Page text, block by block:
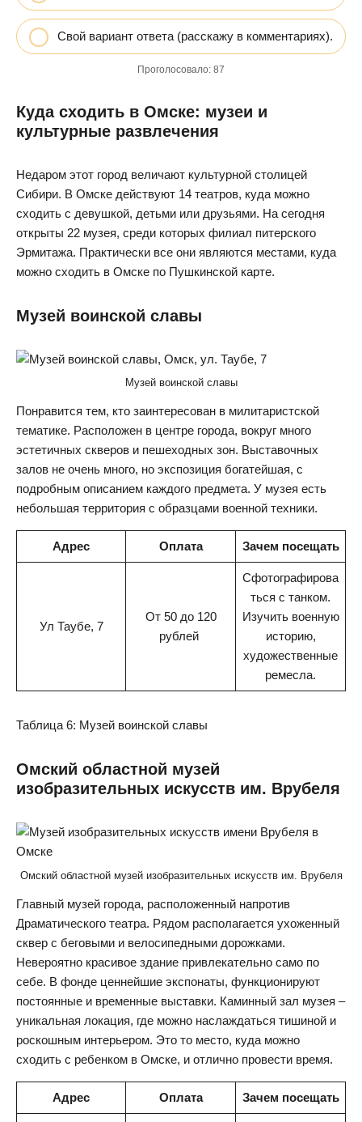
Свой вариант ответа (расскажу в комментариях).
Проголосовало: 87
Куда сходить в Омске: музеи и
культурные развлечения
Недаром этот город величают культурной столицей
Сибири. В Омске действуют 14 театров, куда можно
сходить с девушкой, детьми или друзьями. На сегодня
открыты 22 музея, среди которых филиал питерского
Эрмитажа. Практически все они являются местами, куда
можно сходить в Омске по Пушкинской карте.
Музей воинской славы
Музей воинской славы
Понравится тем, кто заинтересован в милитаристской
тематике. Расположен в центре города, вокруг много
эстетичных скверов и пешеходных зон. Выставочных
залов не очень много, но экспозиция богатейшая, с
подробным описанием каждого предмета. У музея есть
небольшая территория с образцами военной техники.
Адрес Оплата Зачем посещать
Ул Таубе, 7
От 50 до 120
рублей
Сфотографирова
ться с танком.
Изучить военную
историю,
художественные
ремесла.
Таблица 6: Музей воинской славы
Омский областной музей
изобразительных искусств им. Врубеля
Омский областной музей изобразительных искусств им. Врубеля
Главный музей города, расположенный напротив
Драматического театра. Рядом располагается ухоженный
сквер с беговыми и велосипедными дорожками.
Невероятно красивое здание привлекательно само по
себе. В фонде ценнейшие экспонаты, функционируют
постоянные и временные выставки. Каминный зал музея –
уникальная локация, где можно наслаждаться тишиной и
роскошным интерьером. Это то место, куда можно
сходить с ребенком в Омске, и отлично провести время.
Адрес Оплата Зачем посещать